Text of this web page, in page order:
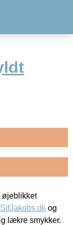
øjeblikket
SifJakobs.dk og
lækre smykker.